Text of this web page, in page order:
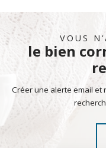
VOUS
le bien
Créer une alerte email et